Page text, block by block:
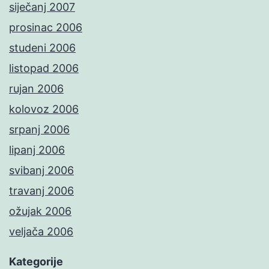
siječanj 2007
prosinac 2006
studeni 2006
listopad 2006
rujan 2006
kolovoz 2006
srpanj 2006
lipanj 2006
svibanj 2006
travanj 2006
ožujak 2006
veljača 2006
Kategorije